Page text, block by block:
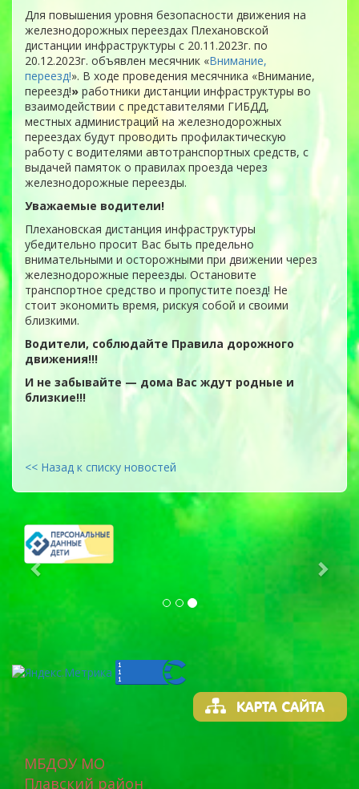
Для повышения уровня безопасности движения на
железнодорожных переездах Плехановской
дистанции инфраструктуры с 20.11.2023г. по
20.12.2023г. объявлен месячник «Внимание,
переезд!». В ходе проведения месячника «Внимание,
переезд!» работники дистанции инфраструктуры во
взаимодействии с представителями ГИБДД,
местных администраций на железнодорожных
переездах будут проводить профилактическую
работу с водителями автотранспортных средств, с
выдачей памяток о правилах проезда через
железнодорожные переезды.
Уважаемые водители!
Плехановская дистанция инфраструктуры
убедительно просит Вас быть предельно
внимательными и осторожными при движении через
железнодорожные переезды. Остановите
транспортное средство и пропустите поезд! Не
стоит экономить время, рискуя собой и своими
близкими.
Водители, соблюдайте Правила дорожного
движения!!!
И не забывайте — дома Вас ждут родные и
близкие!!!
<< Назад к списку новостей
Next
МБДОУ МО
Плавский район